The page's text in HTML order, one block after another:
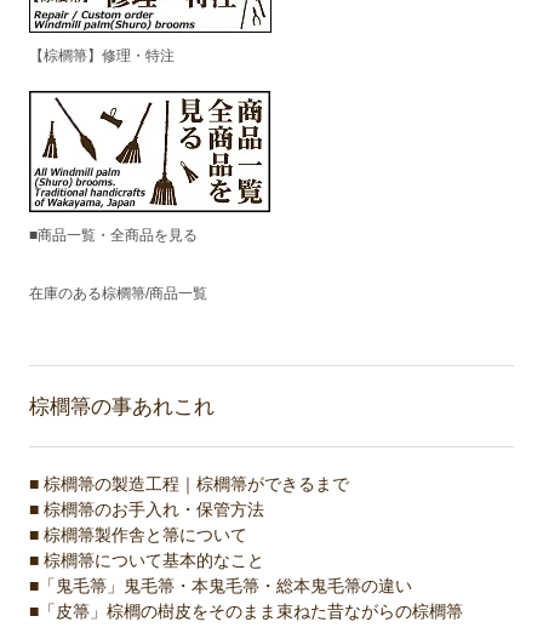
【棕櫚箒】修理・特注
■商品一覧・全商品を見る
在庫のある棕櫚箒/商品一覧
棕櫚箒の事あれこれ
■ 棕櫚箒の製造工程｜棕櫚箒ができるまで
■ 棕櫚箒のお手入れ・保管方法
■ 棕櫚箒製作舎と箒について
■ 棕櫚箒について基本的なこと
■「鬼毛箒」鬼毛箒・本鬼毛箒・総本鬼毛箒の違い
■「皮箒」棕櫚の樹皮をそのまま束ねた昔ながらの棕櫚箒